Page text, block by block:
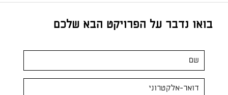
בואו נדבר על הפרויקט הבא שלכם